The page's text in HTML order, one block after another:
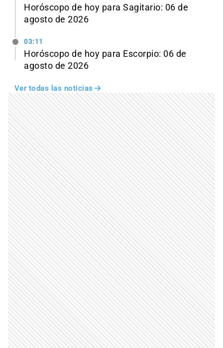
Horóscopo de hoy para Sagitario: 06 de
agosto de 2026
03:11
Horóscopo de hoy para Escorpio: 06 de
agosto de 2026
Ver todas las noticias